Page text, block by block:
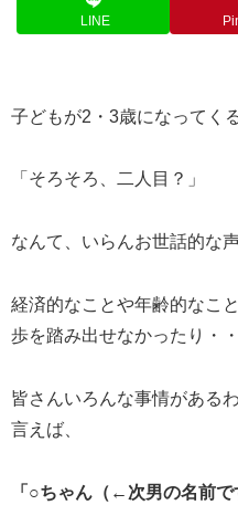
LINE
子どもが2・3歳になってくる
「そろそろ、二人目？」
なんて、いらんお世話的な
経済的なことや年齢的なこ
歩を踏み出せなかったり・・
皆さんいろんな事情がある
言えば、
「○ちゃん（←次男の名前で